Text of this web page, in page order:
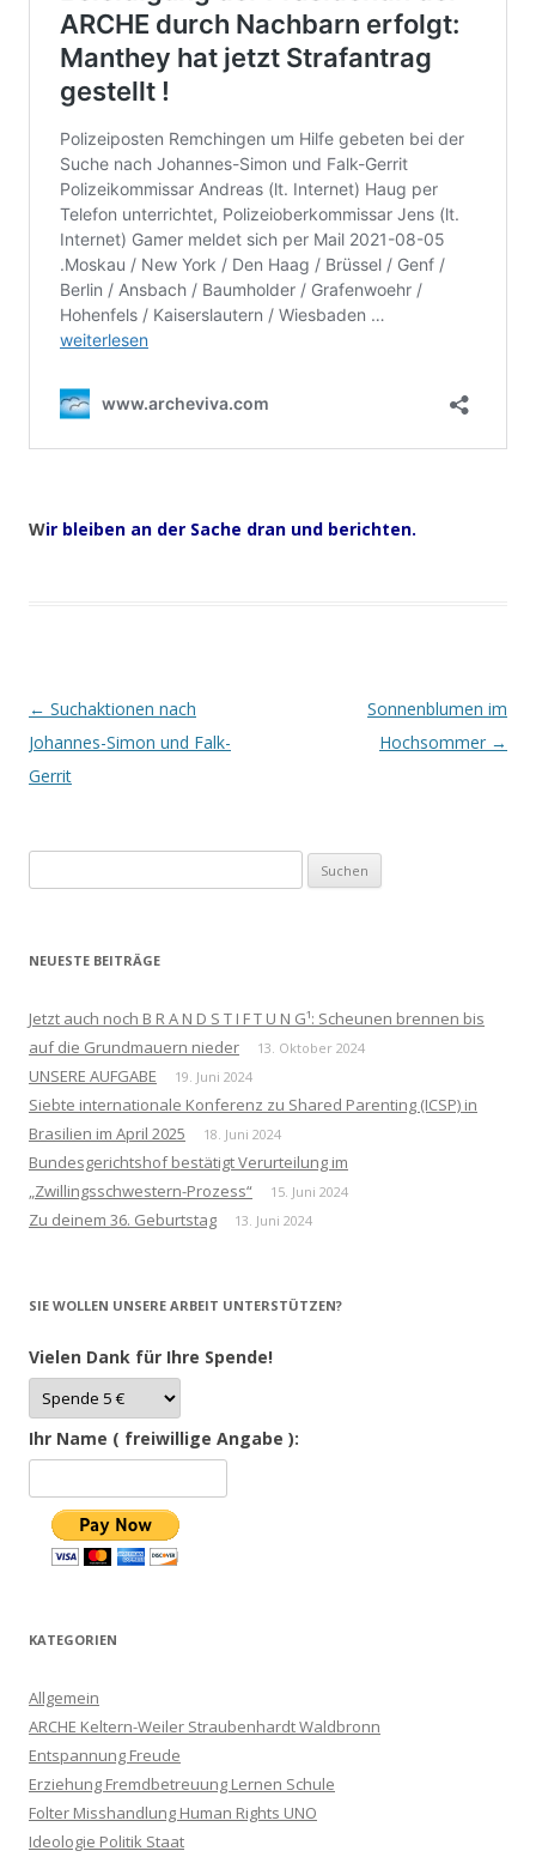
Wir bleiben an der Sache dran und berichten.
Beitrags-
Navigation
← Suchaktionen nach
Johannes-Simon und Falk-
Gerrit
Sonnenblumen im
Hochsommer →
nach:
NEUESTE BEITRÄGE
Jetzt auch noch B R A N D S T I F T U N G¹: Scheunen brennen bis
auf die Grundmauern nieder
13. Oktober 2024
UNSERE AUFGABE 19. Juni 2024
Siebte internationale Konferenz zu Shared Parenting (ICSP) in
Brasilien im April 2025
18. Juni 2024
Bundesgerichtshof bestätigt Verurteilung im
„Zwillingsschwestern-Prozess“
15. Juni 2024
Zu deinem 36. Geburtstag 13. Juni 2024
SIE WOLLEN UNSERE ARBEIT UNTERSTÜTZEN?
Vielen Dank für Ihre Spende!
Ihr Name ( freiwillige Angabe ):
KATEGORIEN
Allgemein
ARCHE Keltern-Weiler Straubenhardt Waldbronn
Entspannung Freude
Erziehung Fremdbetreuung Lernen Schule
Folter Misshandlung Human Rights UNO
Ideologie Politik Staat